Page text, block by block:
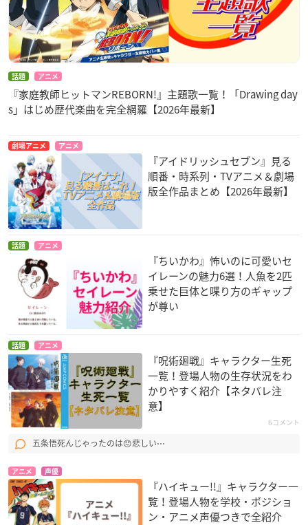
話題 アニメ
『家庭教師ヒットマンREBORN!』主題歌一覧！「Drawing day
s」はじめ歴代楽曲を完全網羅【2026年最新】
劇場アニメ アニメ
『アイドリッシュセブン』見る
順番・時系列・TVアニメ＆劇場
版全作品まとめ【2026年最新】
話題 アニメ
『ちいかわ』怖いのに可愛いセ
イレーンの魅力6選！人魚を2匹
乗せた巨体と喋り方のギャップ
が尊い
話題 アニメ
『呪術廻戦』キャラクター生死
一覧！登場人物の生存状況をわ
かりやすく紹介【ネタバレ注
意】
6コメント
五条悟死んじゃったのは😞悲しい⋯
アニメ 声優
『ハイキュー!!』キャラクター一
覧！登場人物を学校・ポジショ
ン・アニメ声優つきで全紹介